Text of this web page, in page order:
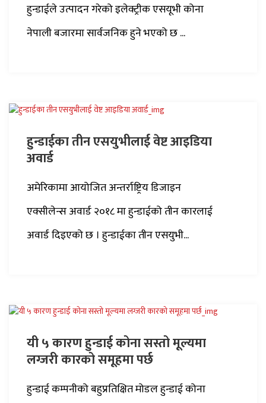
हुन्डाईले उत्पादन गरेको इलेक्ट्रीक एसयूभी कोना
नेपाली बजारमा सार्वजनिक हुने भएको छ ...
हुन्डाईका तीन एसयुभीलाई वेष्ट आइडिया
अवार्ड
अमेरिकामा आयोजित अन्तर्राष्ट्रिय डिजाइन
एक्सीलेन्स अवार्ड २०१८ मा हुन्डाईको तीन कारलाई
अवार्ड दिइएको छ । हुन्डाईका तीन एसयुभी...
यी ५ कारण हुन्डाई कोना सस्तो मूल्यमा
लग्जरी कारको समूहमा पर्छ
हुन्डाई कम्पनीको बहुप्रतिक्षित मोडल हुन्डाई कोना